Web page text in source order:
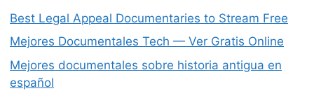
Best Legal Appeal Documentaries to Stream Free
Mejores Documentales Tech — Ver Gratis Online
Mejores documentales sobre historia antigua en
español